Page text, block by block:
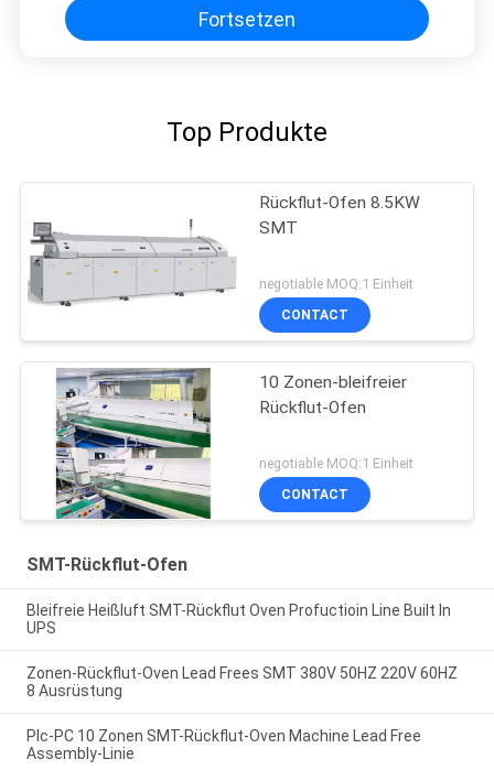
Fortsetzen
Top Produkte
Rückflut-Ofen 8.5KW
SMT
negotiable MOQ:1 Einheit
CONTACT
10 Zonen-bleifreier
Rückflut-Ofen
negotiable MOQ:1 Einheit
CONTACT
SMT-Rückflut-Ofen
Bleifreie Heißluft SMT-Rückflut Oven Profuctioin Line Built In
UPS
Zonen-Rückflut-Oven Lead Frees SMT 380V 50HZ 220V 60HZ
8 Ausrüstung
Plc-PC 10 Zonen SMT-Rückflut-Oven Machine Lead Free
Assembly-Linie